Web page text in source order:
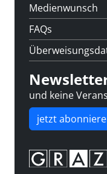
Medienwunsch
FAQs
und keine
jetzt